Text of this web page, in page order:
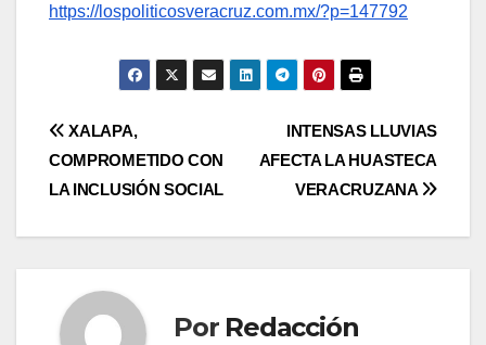
https://lospoliticosveracruz.com.mx/?p=147792
Navegación
de
entradas
INTENSAS LLUVIAS
AFECTA LA HUASTECA
VERACRUZANA
XALAPA,
COMPROMETIDO CON
LA INCLUSIÓN SOCIAL
Por Redacción